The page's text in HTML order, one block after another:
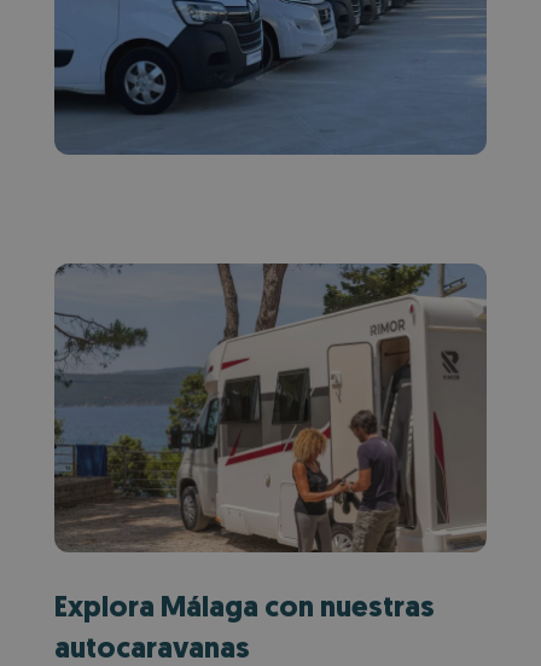
Explora Málaga con nuestras
autocaravanas